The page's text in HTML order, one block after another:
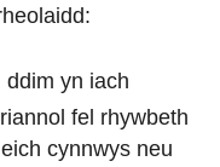
yn iach
fel rhywbeth
cynnwys neu